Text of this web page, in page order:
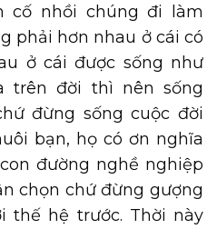
cố nhồi chúng đi làm
phải hơn nhau ở cái có
ở cái được sống như
trên đời thì nên sống
đừng sống cuộc đời
bạn, họ có ơn nghĩa
đường nghề nghiệp
chọn chứ đừng gượng
thế hệ trước. Thời này